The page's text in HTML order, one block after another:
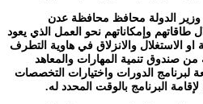
الدولة محافظ محافظة عدن
طاقاتهم وإمكاناتهم نحو العمل الذي يعود
الاستغلال والانزلاق في هاوية التطرف
من صندوق تنمية المهارات والمعاهد
لبرنامج الدورات واختيارات التخصصات
لإقامة البرنامج بالوقت المحدد له.